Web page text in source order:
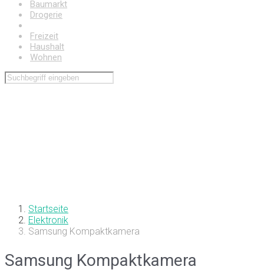
Baumarkt
Drogerie
Freizeit
Haushalt
Wohnen
Startseite
Elektronik
Samsung Kompaktkamera
Samsung Kompaktkamera